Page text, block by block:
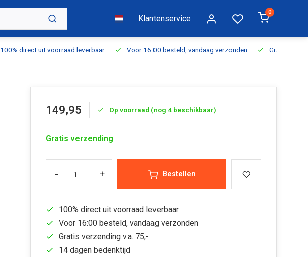
Klantenservice
0
100% direct uit voorraad leverbaar Voor 16:00 besteld, vandaag verzonden Gratis
149,95 Op voorraad (nog 4 beschikbaar)
Gratis verzending
- + Bestellen
100% direct uit voorraad leverbaar
Voor 16:00 besteld, vandaag verzonden
Gratis verzending v.a. 75,-
14 dagen bedenktijd